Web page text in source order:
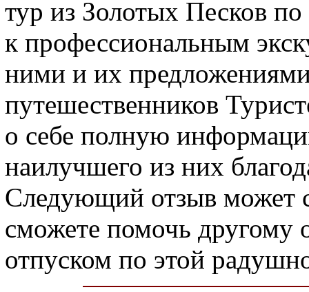
тур из Золотых Песков
к профессиональным
ними и их
путешественников
о себе полную
наилучшего из них
Следующий отзыв может
сможете помочь другому
отпуском по этой